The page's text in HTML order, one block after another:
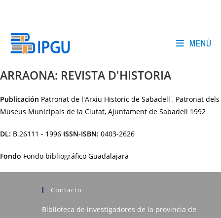
MENÚ
ARRAONA: REVISTA D'HISTORIA
Publicación Patronat de l'Arxiu Historic de Sabadell , Patronat dels
Museus Municipals de la Ciutat, Ajuntament de Sabadell 1992
DL: B.26111 - 1996 ISSN-ISBN: 0403-2626
Fondo Fondo bibliográfico Guadalajara
Contacto
Biblioteca de investigadores de la provincia de